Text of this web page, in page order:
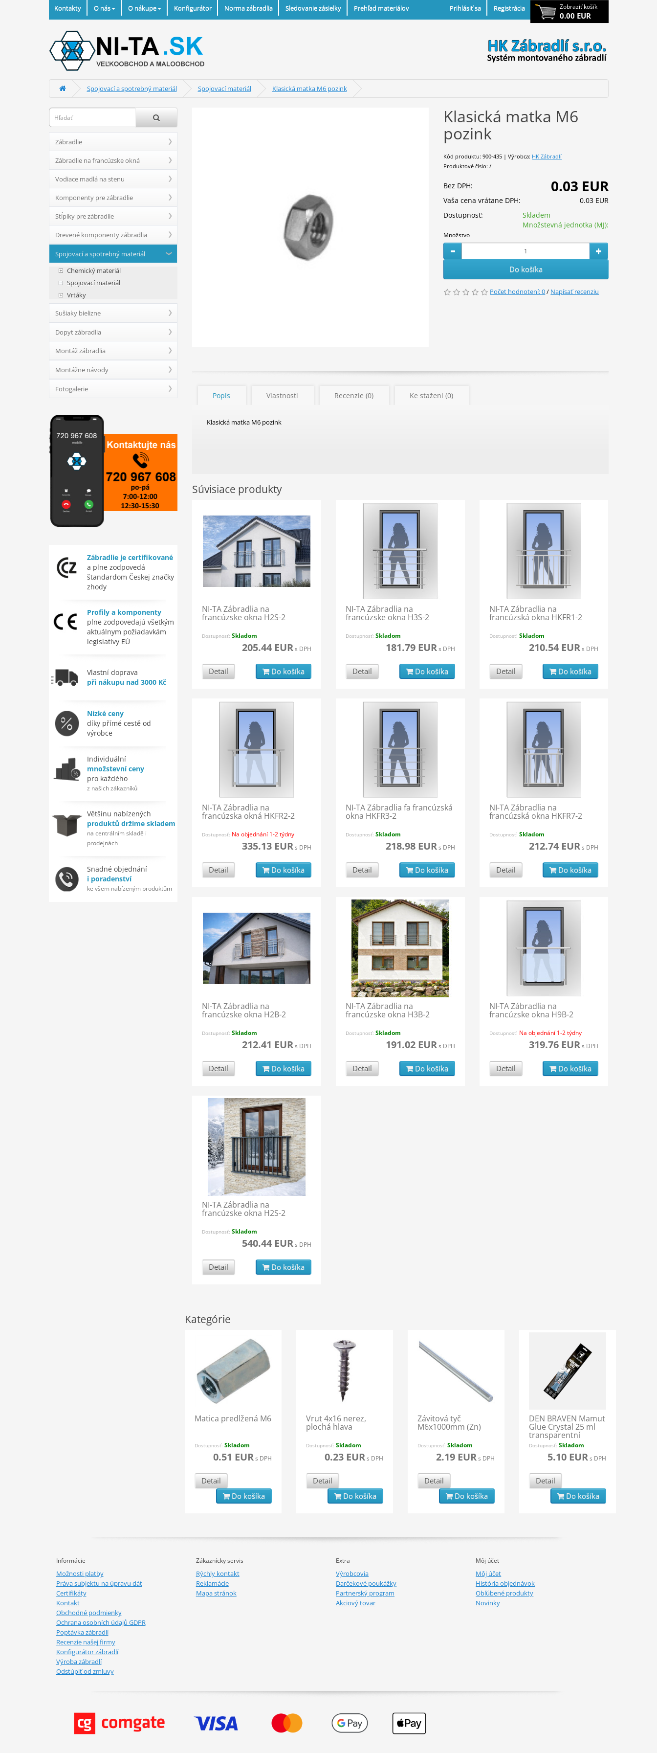
Zobraziť košík
0.00 EUR
Kontakty O nás O nákupe Konfigurátor Norma zábradlia Sledovanie zásielky Prehľad materiálov Prihlásiť sa Registrácia
Spojovací a spotrebný materiál Spojovací materiál Klasická matka M6 pozink
Zábradlie
Zábradlie na francúzske okná
Vodiace madlá na stenu
Komponenty pre zábradlie
Stĺpiky pre zábradlie
Drevené komponenty zábradlia
Spojovací a spotrebný materiál
Chemický materiál
Spojovací materiál
Vrtáky
Sušiaky bielizne
Dopyt zábradlia
Montáž zábradlia
Montážne návody
Fotogalerie
Zábradlie je certifikované
a plne zodpovedá
štandardom Českej značky
zhody
Profily a komponenty
plne zodpovedajú všetkým
aktuálnym požiadavkám
legislatívy EÚ
Vlastní doprava
při nákupu nad 3000 Kč
Nízké ceny
díky přímé cestě od
výrobce
Individuální
množstevní ceny
pro každého
z našich zákazníků
Většinu nabízených
produktů držíme skladem
na centrálním skladě i
prodejnách
Snadné objednání
i poradenství
ke všem nabízeným produktům
Klasická matka M6
pozink
Kód produktu: 900-435 | Výrobca: HK Zábradlí
Produktové číslo: /
Bez DPH: 0.03 EUR
Vaša cena vrátane DPH:
0.03 EUR
Dostupnosť:
Skladem
Množstevná jednotka (MJ):
Množstvo
Do košíka
Počet hodnotení: 0/ Napísať recenziu
Popis Vlastnosti Recenzie (0) Ke stažení (0)
Klasická matka M6 pozink
Súvisiace produkty
NI-TA Zábradlia na
francúzske okna H2S-2
Dostupnosť:Skladom
205.44 EURs DPH
Detail Do košíka
NI-TA Zábradlia na
francúzske okna H3S-2
Dostupnosť: Skladom
181.79 EURs DPH
Detail Do košíka
NI-TA Zábradlia na
francúzská okna HKFR1-2
Dostupnosť: Skladom
210.54 EURs DPH
Detail Do košíka
NI-TA Zábradlia na
francúzska okná HKFR2-2
Dostupnosť: Na objednání 1-2 týdny
335.13 EURs DPH
Detail Do košíka
NI-TA Zábradlia fa francúzská
okna HKFR3-2
Dostupnosť: Skladom
218.98 EURs DPH
Detail Do košíka
NI-TA Zábradlia na
francúzská okna HKFR7-2
Dostupnosť: Skladom
212.74 EURs DPH
Detail Do košíka
NI-TA Zábradlia na
francúzske okna H2B-2
Dostupnosť:Skladom
212.41 EURs DPH
Detail Do košíka
NI-TA Zábradlia na
francúzske okna H3B-2
Dostupnosť: Skladom
191.02 EURs DPH
Detail Do košíka
NI-TA Zábradlia na
francúzske okna H9B-2
Dostupnosť: Na objednání 1-2 týdny
319.76 EURs DPH
Detail Do košíka
NI-TA Zábradlia na
francúzske okna H2S-2
Dostupnosť:Skladom
540.44 EURs DPH
Detail Do košíka
Kategórie
Matica predĺžená M6
Dostupnosť:Skladom
0.51 EURs DPH
Detail
Do košíka
Vrut 4x16 nerez,
plochá hlava
Dostupnosť:Skladom
0.23 EURs DPH
Detail
Do košíka
Závitová tyč
M6x1000mm (Zn)
Dostupnosť: Skladom
2.19 EURs DPH
Detail
Do košíka
DEN BRAVEN Mamut
Glue Crystal 25 ml
transparentní
Dostupnosť: Skladom
5.10 EURs DPH
Detail
Do košíka
Informácie
Možnosti platby
Práva subjektu na úpravu dát
Certifikáty
Kontakt
Obchodné podmienky
Ochrana osobních údajů GDPR
Poptávka zábradlí
Recenzie našej firmy
Konfigurátor zábradlí
Výroba zábradlí
Odstúpiť od zmluvy
Zákaznícky servis
Rýchly kontakt
Reklamácie
Mapa stránok
Extra
Výrobcovia
Darčekové poukážky
Partnerský program
Akciový tovar
Môj účet
Môj účet
História objednávok
Obľúbené produkty
Novinky